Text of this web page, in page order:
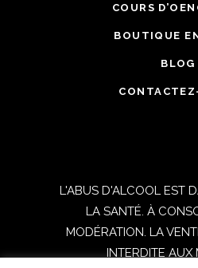
COURS
BOUTIQUE
BLOG
L'ABUS D'ALCOOL EST
LA SANTÉ. À
MODÉRATION. LA
INTERDITE AUX